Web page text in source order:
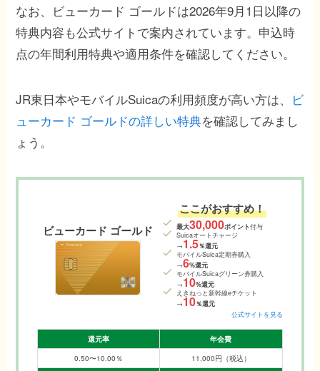
なお、ビューカード ゴールドは2026年9月1日以降の
特典内容も公式サイトで案内されています。申込時
点の年間利用特典や適用条件を確認してください。
JR東日本やモバイルSuicaの利用頻度が高い方は、
ビ
ューカード ゴールドの詳しい特典を確認してみまし
ょう。
ビューカード ゴールド
ここがおすすめ！
最大30,000ポイント付与
Suicaオートチャージ
→1.5％還元
モバイルSuica定期券購入
→6%還元
モバイルSuicaグリーン券購入
→10%還元
えきねっと新幹線eチケット
→10％還元
公式サイトを見る
還元率
年会費
0.50〜10.00％
11,000円（税込）